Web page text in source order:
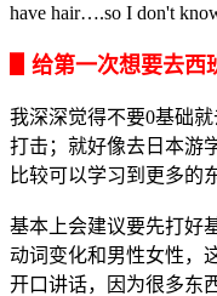
have hair….so I don't
▋给第一次想要去西
我深深觉得不要0基础
打击；就好像去日本游
比较可以学习到更多的
基本上会建议要先打好
动词变化和男性女性，
开口讲话，因为很多东